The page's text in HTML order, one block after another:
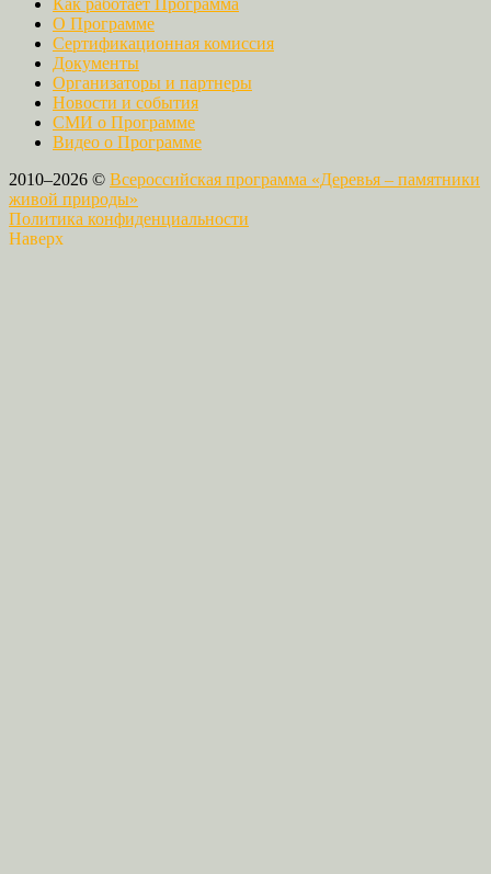
Как работает Программа
О Программе
Сертификационная комиссия
Документы
Организаторы и партнеры
Новости и события
СМИ о Программе
Видео о Программе
2010–2026 © Всероссийская программа «Деревья – памятники
живой природы»
Политика конфиденциальности
Наверх